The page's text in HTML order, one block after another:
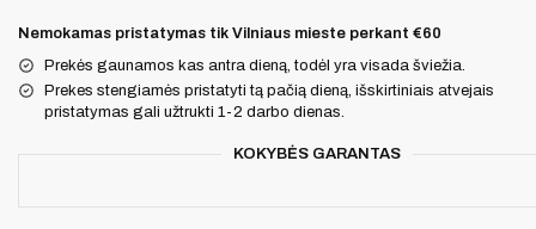
Nemokamas pristatymas tik Vilniaus mieste perkant €60
Prekės gaunamos kas antra dieną, todėl yra visada šviežia.
Prekes stengiamės pristatyti tą pačią dieną, išskirtiniais atvejais
pristatymas gali užtrukti 1-2 darbo dienas.
KOKYBĖS GARANTAS